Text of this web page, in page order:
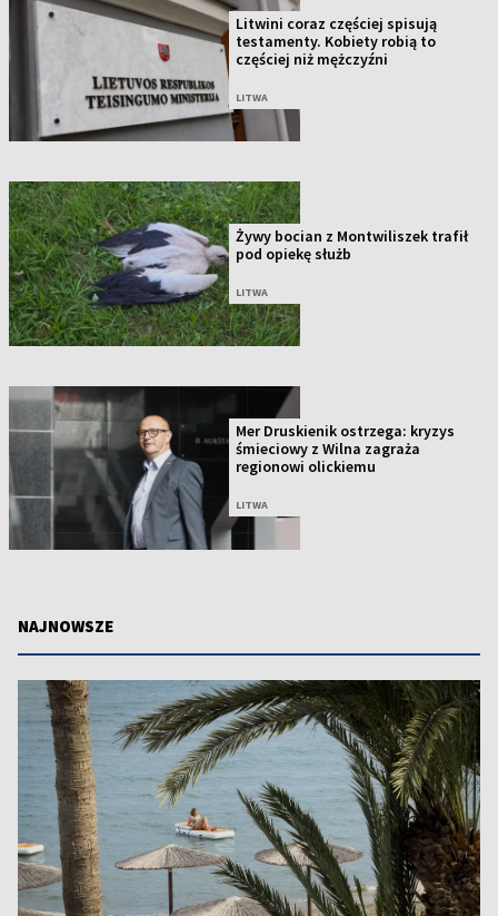
Litwini coraz częściej spisują
testamenty. Kobiety robią to
częściej niż mężczyźni
LITWA
Żywy bocian z Montwiliszek trafił
pod opiekę służb
LITWA
Mer Druskienik ostrzega: kryzys
śmieciowy z Wilna zagraża
regionowi olickiemu
LITWA
NAJNOWSZE